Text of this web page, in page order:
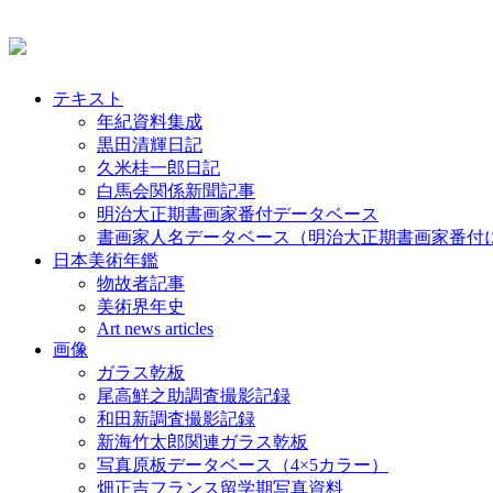
テキスト
年紀資料集成
黒田清輝日記
久米桂一郎日記
白馬会関係新聞記事
明治大正期書画家番付データベース
書画家人名データベース（明治大正期書画家番付
日本美術年鑑
物故者記事
美術界年史
Art news articles
画像
ガラス乾板
尾高鮮之助調査撮影記録
和田新調査撮影記録
新海竹太郎関連ガラス乾板
写真原板データベース（4×5カラー）
畑正吉フランス留学期写真資料